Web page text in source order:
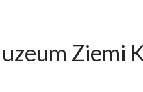
Ziemi